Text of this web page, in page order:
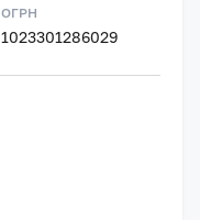
ОГРН
1023301286029